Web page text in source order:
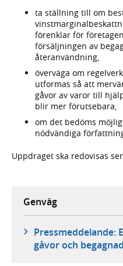
ta ställning till om
förenklar för
försäljningen av
återanvändning,
överväga om
utformas så att
gåvor av varor till
blir mer förutsebara,
om det bedöms
nödvändiga
Uppdraget ska redovisas
Genväg
Pressmeddelande:
gåvor och